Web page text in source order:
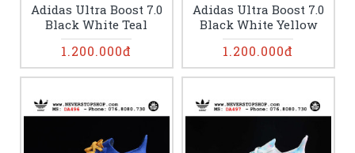
Adidas Ultra Boost 7.0
Black White Teal
1.200.000đ
Adidas Ultra Boost 7.0
Black White Yellow
1.200.000đ